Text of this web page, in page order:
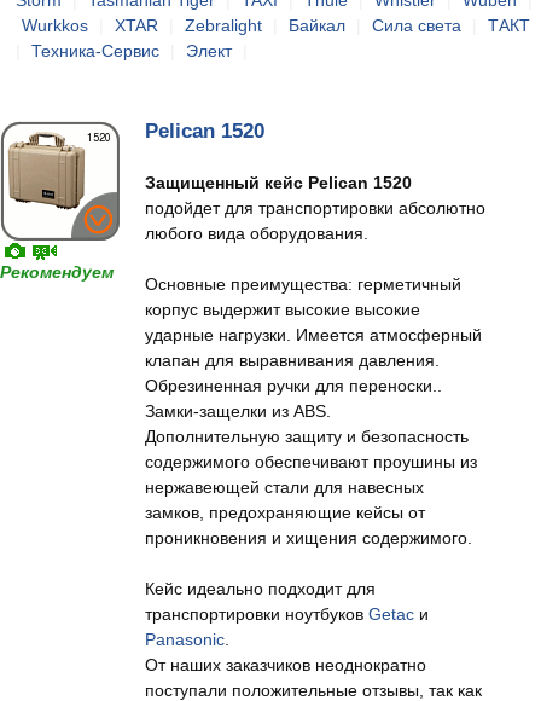
Wurkkos
XTAR Zebralight Байкал Сила света
ТАКТ
Техника-Сервис Элект
Рекомендуем
Pelican 1520
Защищенный кейс Pelican 1520
подойдет для транспортировки абсолютно
любого вида оборудования.
Основные преимущества: герметичный
корпус выдержит высокие высокие
ударные нагрузки. Имеется атмосферный
клапан для выравнивания давления.
Обрезиненная ручки для переноски..
Замки-защелки из ABS.
Дополнительную защиту и безопасность
содержимого обеспечивают проушины из
нержавеющей стали для навесных
замков, предохраняющие кейсы от
проникновения и хищения содержимого.
Кейс идеально подходит для
транспортировки ноутбуков Getac и
Panasonic
От наших заказчиков неоднократно
поступали положительные отзывы, так как